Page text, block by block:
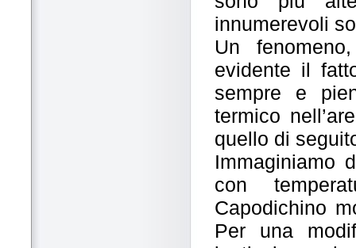
innumerevoli
Un
evidente il
sempre e
termico
quello di
Immaginiamo
con
Capodichino
Per una